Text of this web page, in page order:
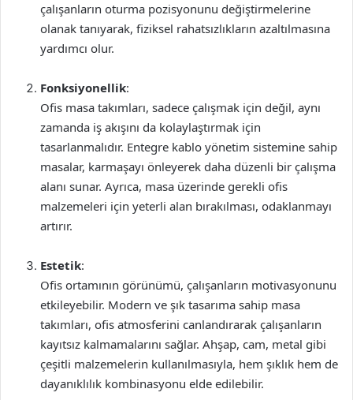
çalışanların oturma pozisyonunu değiştirmelerine
olanak tanıyarak, fiziksel rahatsızlıkların azaltılmasına
yardımcı olur.
Fonksiyonellik:
Ofis masa takımları, sadece çalışmak için değil, aynı
zamanda iş akışını da kolaylaştırmak için
tasarlanmalıdır. Entegre kablo yönetim sistemine sahip
masalar, karmaşayı önleyerek daha düzenli bir çalışma
alanı sunar. Ayrıca, masa üzerinde gerekli ofis
malzemeleri için yeterli alan bırakılması, odaklanmayı
artırır.
Estetik:
Ofis ortamının görünümü, çalışanların motivasyonunu
etkileyebilir. Modern ve şık tasarıma sahip masa
takımları, ofis atmosferini canlandırarak çalışanların
kayıtsız kalmamalarını sağlar. Ahşap, cam, metal gibi
çeşitli malzemelerin kullanılmasıyla, hem şıklık hem de
dayanıklılık kombinasyonu elde edilebilir.